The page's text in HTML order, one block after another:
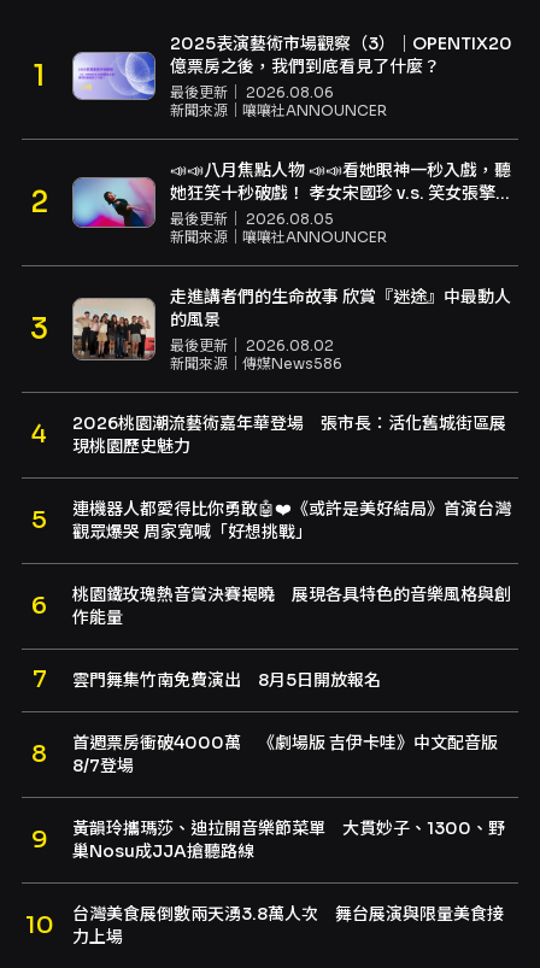
2025表演藝術市場觀察（3）｜OPENTIX20
億票房之後，我們到底看見了什麼？
最後更新｜ 2026.08.06
新聞來源｜ 嚷嚷社ANNOUNCER
📣📣八月焦點人物 📣📣看她眼神一秒入戲，聽
她狂笑十秒破戲！ 孝女宋國珍 v.s. 笑女張擎
佳：本是同根生，相約壓車別太急
最後更新｜ 2026.08.05
新聞來源｜ 嚷嚷社ANNOUNCER
走進講者們的生命故事 欣賞『迷途』中最動人
的風景
最後更新｜ 2026.08.02
新聞來源｜ 傳媒News586
2026桃園潮流藝術嘉年華登場 張市長：活化舊城街區展
現桃園歷史魅力
連機器人都愛得比你勇敢🤖❤️《或許是美好結局》首演台灣
觀眾爆哭 周家寬喊「好想挑戰」
桃園鐵玫瑰熱音賞決賽揭曉 展現各具特色的音樂風格與創
作能量
雲門舞集竹南免費演出 8月5日開放報名
首週票房衝破4000萬 《劇場版 吉伊卡哇》中文配音版
8/7登場
黃韻玲攜瑪莎、迪拉開音樂節菜單 大貫妙子、1300、野
巢Nosu成JJA搶聽路線
台灣美食展倒數兩天湧3.8萬人次 舞台展演與限量美食接
力上場